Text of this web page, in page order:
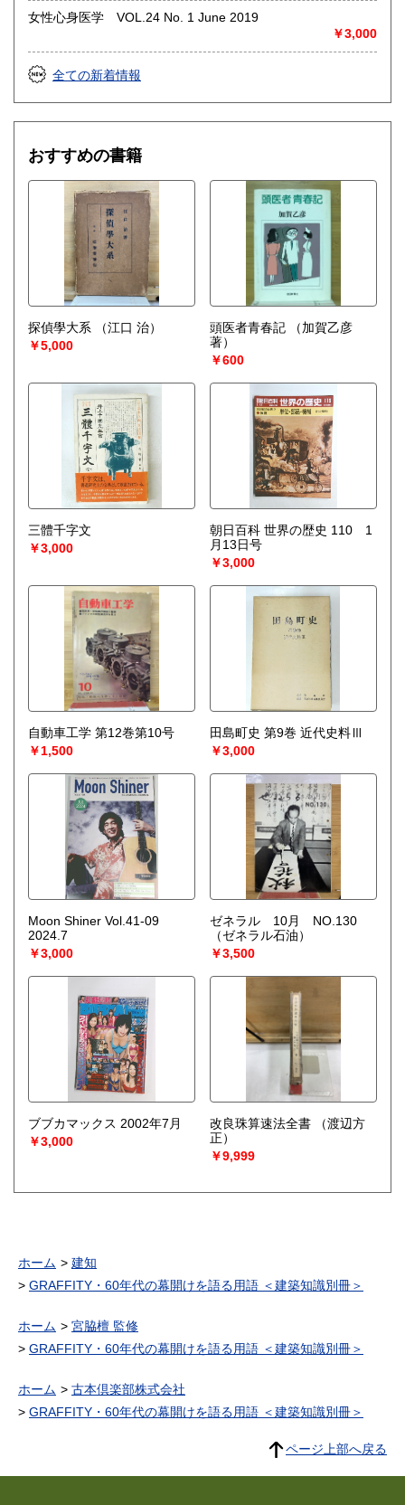
例
【1000冊以上の専門書やマニア書籍がある】
ものがある】
知識を要する】
-------------------------------------------
買取専用ダイヤル
050-3698-2626
-------------------------------------------
◎宅配買取◎
○30点より宅配送料無料
○梱包用ダンボールの無料送付可能
○買取金額の概算が知りたい方は、事前査定のサービスもぜひ
ご活用下さい。
宅配買取送付先
----------------------------------------
501-0224
古本倶楽部 宅配買取受付係
058-322-2366
----------------------------------------
取り扱い分野
オールジャンル、戦前紙モノ、古典籍
女性心身医学 VOL.24 No. 1 June 2019
￥3,000
全ての新着情報
おすすめの書籍
探偵學大系
（江口 治）
￥5,000
頭医者青春記
（加賀乙彦
著）
￥600
三體千字文
￥3,000
朝日百科 世界の歴史 110 1
月13日号
￥3,000
自動車工学 第12巻第10号
￥1,500
田島町史 第9巻 近代史料Ⅲ
￥3,000
Moon Shiner Vol.41-09
2024.7
￥3,000
ゼネラル 10月 NO.130
（ゼネラル石油）
￥3,500
ブブカマックス 2002年7月
￥3,000
改良珠算速法全書
（渡辺方
正）
￥9,999
ホーム
建知
GRAFFITY・60年代の幕開けを語る用語 ＜建築知識別冊＞
ホーム
宮脇檀 監修
GRAFFITY・60年代の幕開けを語る用語 ＜建築知識別冊＞
ホーム
古本倶楽部株式会社
GRAFFITY・60年代の幕開けを語る用語 ＜建築知識別冊＞
ページ上部へ戻る